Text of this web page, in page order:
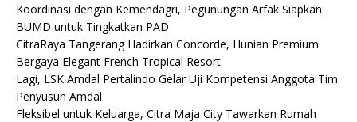
Koordinasi dengan Kemendagri, Pegunungan Arfak Siapkan
BUMD untuk Tingkatkan PAD
CitraRaya Tangerang Hadirkan Concorde, Hunian Premium
Bergaya Elegant French Tropical Resort
Lagi, LSK Amdal Pertalindo Gelar Uji Kompetensi Anggota Tim
Penyusun Amdal
Fleksibel untuk Keluarga, Citra Maja City Tawarkan Rumah